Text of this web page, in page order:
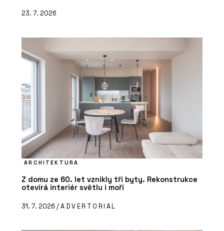
23. 7. 2026
ARCHITEKTURA
Z domu ze 60. let vznikly tři byty. Rekonstrukce
otevírá interiér světlu i moři
31. 7. 2026 /ADVERTORIAL